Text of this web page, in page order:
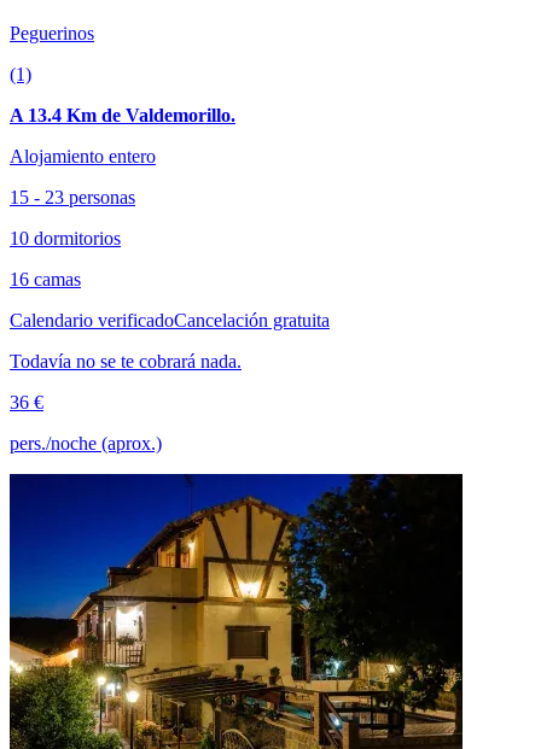
Peguerinos
(1)
A 13.4 Km de Valdemorillo.
Alojamiento entero
15 - 23 personas
10 dormitorios
16 camas
Calendario verificadoCancelación gratuita
Todavía no se te cobrará nada.
36 €
pers./noche (aprox.)